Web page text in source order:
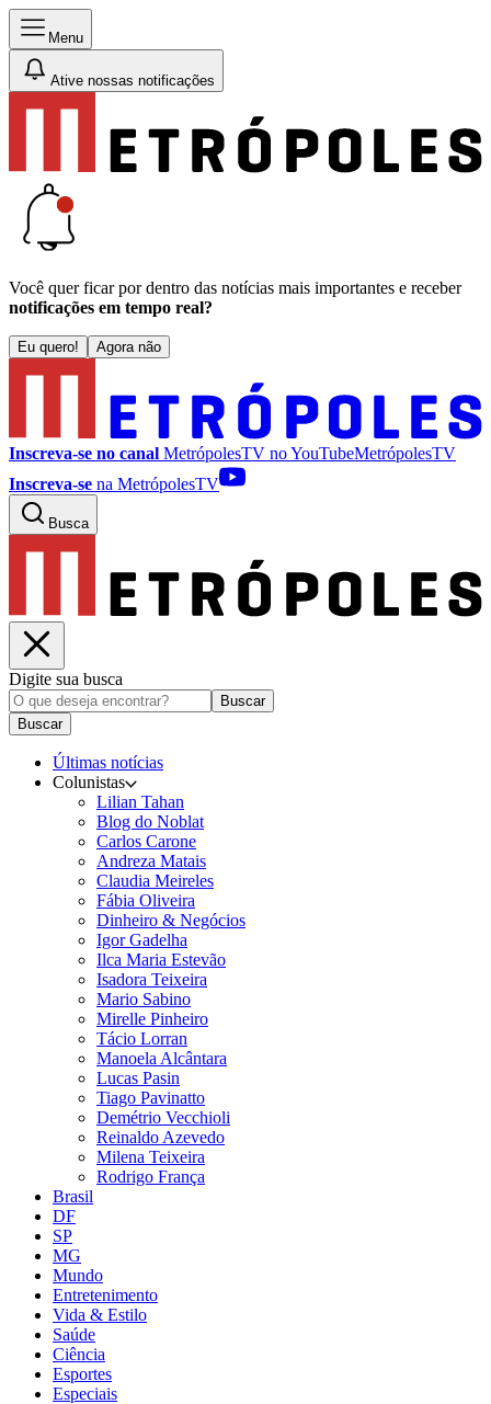
Menu
Ative nossas notificações
Você quer ficar por dentro das notícias mais importantes e receber
notificações em tempo real?
Eu quero! Agora não
Inscreva-se no canal MetrópolesTV noYouTubeMetrópolesTV
Inscreva-se na MetrópolesTV
Busca
Digite sua busca
Buscar
Buscar
Últimas notícias
Colunistas
Lilian Tahan
Blog do Noblat
Carlos Carone
Andreza Matais
Claudia Meireles
Fábia Oliveira
Dinheiro & Negócios
Igor Gadelha
Ilca Maria Estevão
Isadora Teixeira
Mario Sabino
Mirelle Pinheiro
Tácio Lorran
Manoela Alcântara
Lucas Pasin
Tiago Pavinatto
Demétrio Vecchioli
Reinaldo Azevedo
Milena Teixeira
Rodrigo França
Brasil
DF
SP
MG
Mundo
Entretenimento
Vida & Estilo
Saúde
Ciência
Esportes
Especiais